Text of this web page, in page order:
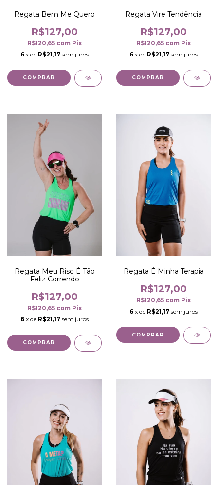
Regata Bem Me Quero
R$127,00
R$120,65 com Pix
6 x de R$21,17 sem juros
COMPRAR
Regata Vire Tendência
R$127,00
R$120,65 com Pix
6 x de R$21,17 sem juros
COMPRAR
Regata Meu Riso É Tão
Feliz Correndo
R$127,00
R$120,65 com Pix
6 x de R$21,17 sem juros
COMPRAR
Regata É Minha Terapia
R$127,00
R$120,65 com Pix
6 x de R$21,17 sem juros
COMPRAR